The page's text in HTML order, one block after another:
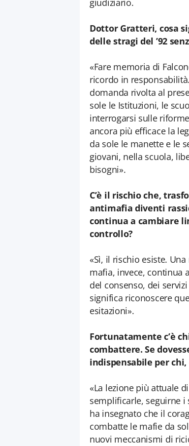
giudiziario.
Dottor Gratteri, cosa
delle stragi del ’92
«Fare memoria di
ricordo in
domanda rivolta al
sole le Istituzioni, le
interrogarsi sulle
ancora più efficace la
da sole le manette e le
giovani, nella scuola,
bisogni».
C’è il rischio che,
antimafia diventi
continua a cambiare
controllo?
«Sì, il rischio esiste.
mafia, invece, continua
del consenso, dei
significa riconoscere
esitazioni».
Fortunatamente c’è
combattere. Se
indispensabile per
«La lezione più attuale
semplificarle, seguirne i
ha insegnato che il
combatte le mafie da
nuovi meccanismi di